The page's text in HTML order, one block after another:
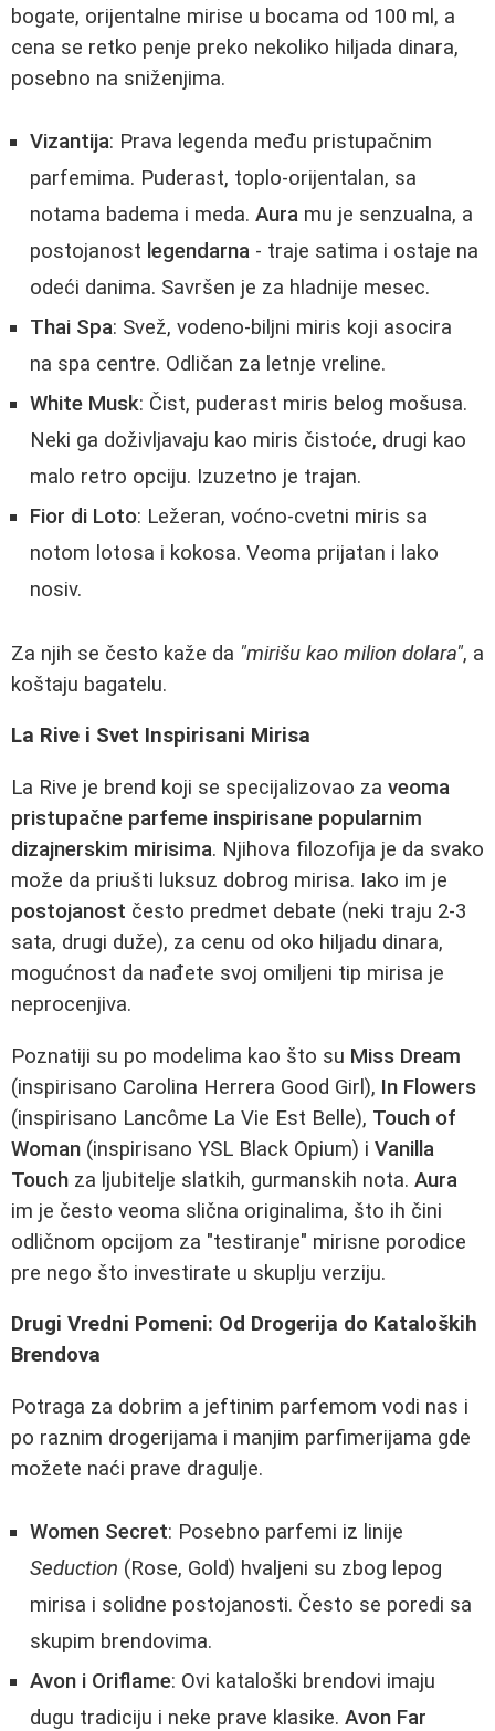
bogate, orijentalne mirise u bocama od 100 ml, a
cena se retko penje preko nekoliko hiljada dinara,
posebno na sniženjima.
Vizantija: Prava legenda među pristupačnim
parfemima. Puderast, toplo-orijentalan, sa
notama badema i meda. Aura mu je senzualna, a
postojanost legendarna - traje satima i ostaje na
odeći danima. Savršen je za hladnije mesec.
Thai Spa: Svež, vodeno-biljni miris koji asocira
na spa centre. Odličan za letnje vreline.
White Musk: Čist, puderast miris belog mošusa.
Neki ga doživljavaju kao miris čistoće, drugi kao
malo retro opciju. Izuzetno je trajan.
Fior di Loto: Ležeran, voćno-cvetni miris sa
notom lotosa i kokosa. Veoma prijatan i lako
nosiv.
Za njih se često kaže da "mirišu kao milion dolara", a
koštaju bagatelu.
La Rive i Svet Inspirisani Mirisa
La Rive je brend koji se specijalizovao za veoma
pristupačne parfeme inspirisane popularnim
dizajnerskim mirisima. Njihova filozofija je da svako
može da priušti luksuz dobrog mirisa. Iako im je
postojanost često predmet debate (neki traju 2-3
sata, drugi duže), za cenu od oko hiljadu dinara,
mogućnost da nađete svoj omiljeni tip mirisa je
neprocenjiva.
Poznatiji su po modelima kao što su Miss Dream
(inspirisano Carolina Herrera Good Girl), In Flowers
(inspirisano Lancôme La Vie Est Belle), Touch of
Woman (inspirisano YSL Black Opium) i Vanilla
Touch za ljubitelje slatkih, gurmanskih nota. Aura
im je često veoma slična originalima, što ih čini
odličnom opcijom za "testiranje" mirisne porodice
pre nego što investirate u skuplju verziju.
Drugi Vredni Pomeni: Od Drogerija do Kataloških
Brendova
Potraga za dobrim a jeftinim parfemom vodi nas i
po raznim drogerijama i manjim parfimerijama gde
možete naći prave dragulje.
Women Secret: Posebno parfemi iz linije
Seduction (Rose, Gold) hvaljeni su zbog lepog
mirisa i solidne postojanosti. Često se poredi sa
skupim brendovima.
Avon i Oriflame: Ovi kataloški brendovi imaju
dugu tradiciju i neke prave klasike. Avon Far